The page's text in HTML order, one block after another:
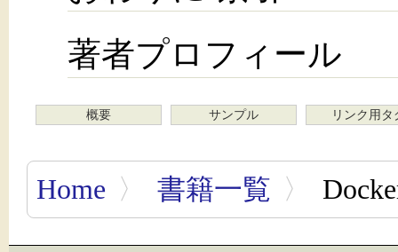
著者プロフィール
概要 サンプル リンク用タ
Home 〉 書籍一覧 〉